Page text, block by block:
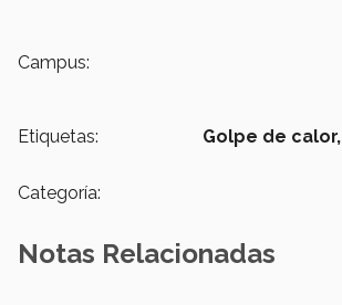
Campus:
Etiquetas: Golpe de calor,
Categoría:
Notas Relacionadas